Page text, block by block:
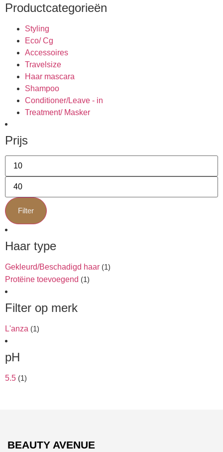
Productcategorieën
Styling
Eco/ Cg
Accessoires
Travelsize
Haar mascara
Shampoo
Conditioner/Leave - in
Treatment/ Masker
Prijs
Filter
Haar type
Gekleurd/Beschadigd haar (1)
Protëine toevoegend (1)
Filter op merk
L'anza (1)
pH
5.5 (1)
BEAUTY AVENUE